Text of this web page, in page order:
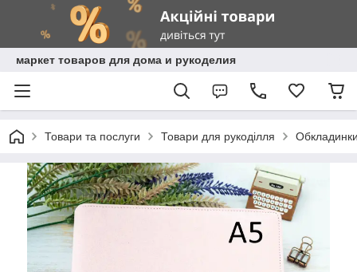
маркет товаров для дома и рукоделия
Товари та послуги Товари для рукоділля